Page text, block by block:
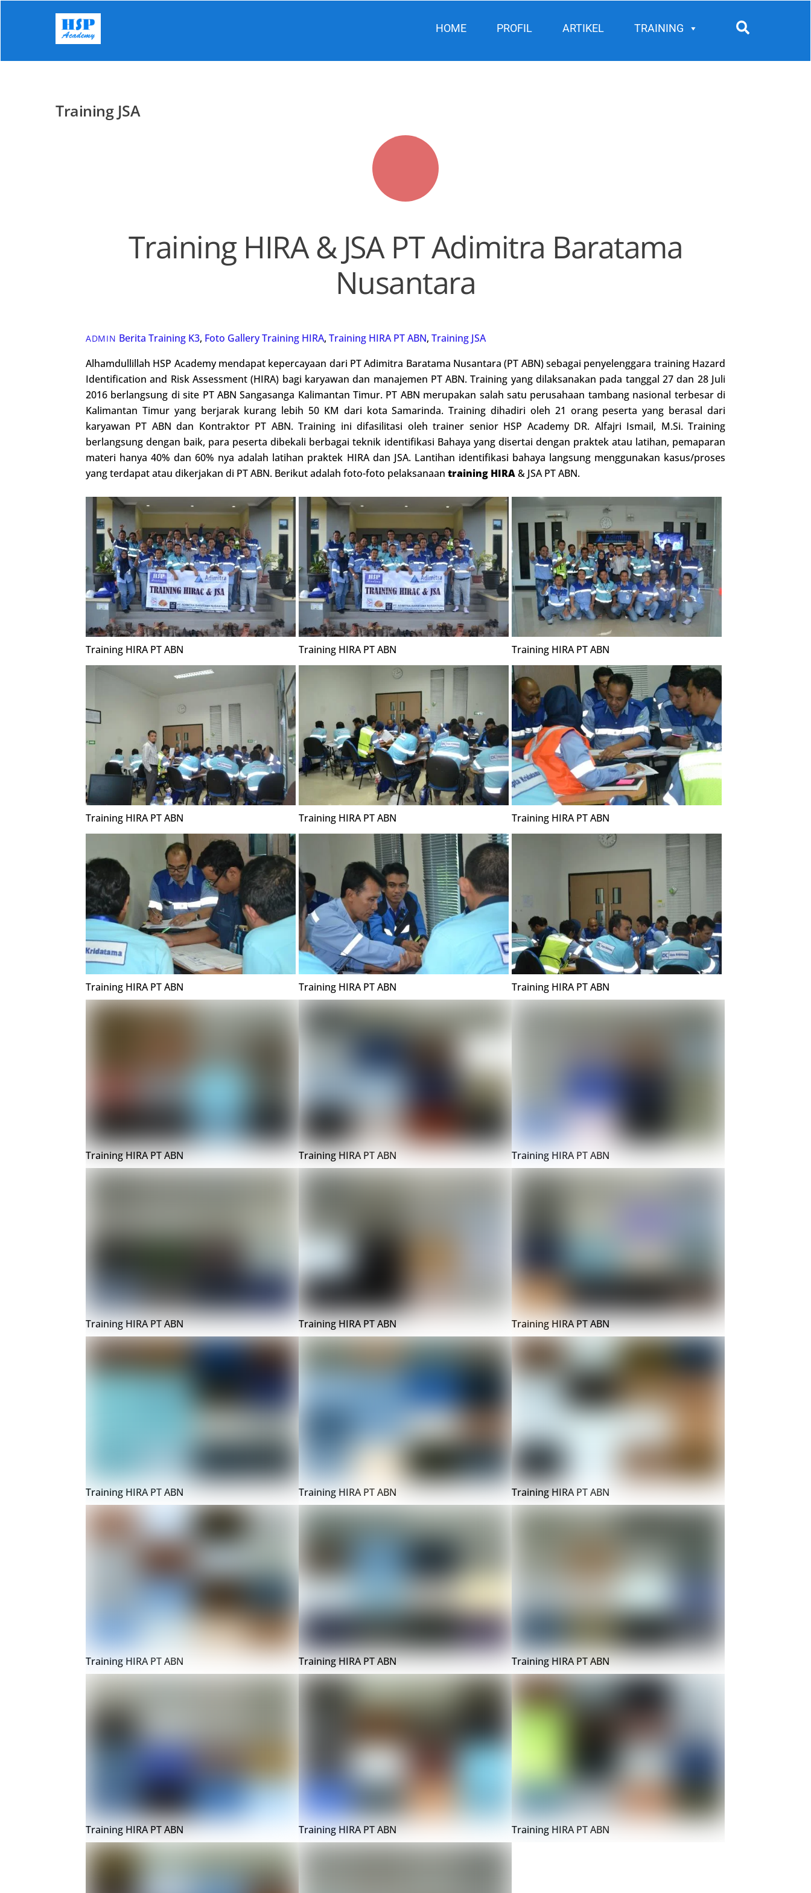
HOME PROFIL ARTIKEL TRAINING
Training JSA
Training HIRA & JSA PT Adimitra Baratama
Nusantara
ADMIN Berita Training K3, Foto GalleryTraining HIRA, Training HIRA PT ABN, Training JSA
Alhamdullillah HSP Academy mendapat kepercayaan dari PT Adimitra Baratama Nusantara (PT ABN) sebagai penyelenggara training Hazard
Identification and Risk Assessment (HIRA) bagi karyawan dan manajemen PT ABN. Training yang dilaksanakan pada tanggal 27 dan 28 Juli
2016 berlangsung di site PT ABN Sangasanga Kalimantan Timur. PT ABN merupakan salah satu perusahaan tambang nasional terbesar di
Kalimantan Timur yang berjarak kurang lebih 50 KM dari kota Samarinda. Training dihadiri oleh 21 orang peserta yang berasal dari
karyawan PT ABN dan Kontraktor PT ABN. Training ini difasilitasi oleh trainer senior HSP Academy DR. Alfajri Ismail, M.Si. Training
berlangsung dengan baik, para peserta dibekali berbagai teknik identifikasi Bahaya yang disertai dengan praktek atau latihan, pemaparan
materi hanya 40% dan 60% nya adalah latihan praktek HIRA dan JSA. Lantihan identifikasi bahaya langsung menggunakan kasus/proses
yang terdapat atau dikerjakan di PT ABN. Berikut adalah foto-foto pelaksanaan training HIRA& JSA PT ABN.
Training HIRA PT ABN Training HIRA PT ABN Training HIRA PT ABN
Training HIRA PT ABN Training HIRA PT ABN Training HIRA PT ABN
Training HIRA PT ABN Training HIRA PT ABN Training HIRA PT ABN
Training HIRA PT ABN Training HIRA PT ABN Training HIRA PT ABN
Training HIRA PT ABN Training HIRA PT ABN Training HIRA PT ABN
Training HIRA PT ABN Training HIRA PT ABN Training HIRA PT ABN
Training HIRA PT ABN Training HIRA PT ABN Training HIRA PT ABN
Training HIRA PT ABN Training HIRA PT ABN Training HIRA PT ABN